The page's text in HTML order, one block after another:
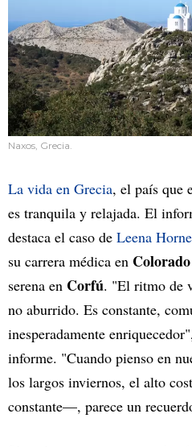
Naxos, Grecia.
La vida en Grecia, el país que
es tranquila y relajada. El
destaca el caso de Leena
su carrera médica en Colorado
serena en Corfú. "El ritmo de
no aburrido. Es constante,
inesperadamente
informe. "Cuando pienso en
los largos inviernos, el alto
constante—, parece un